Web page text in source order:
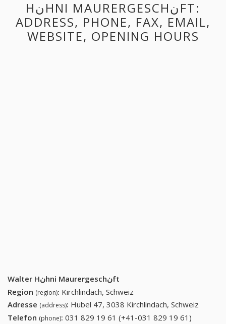
HنHNI MAURERGESCHنFT:
ADDRESS, PHONE, FAX, EMAIL,
WEBSITE, OPENING HOURS
Walter Hنhni Maurergeschنft
Region (region): Kirchlindach, Schweiz
Adresse (address): Hubel 47, 3038 Kirchlindach, Schweiz
Telefon (phone): 031 829 19 61 (+41-031 829 19 61)